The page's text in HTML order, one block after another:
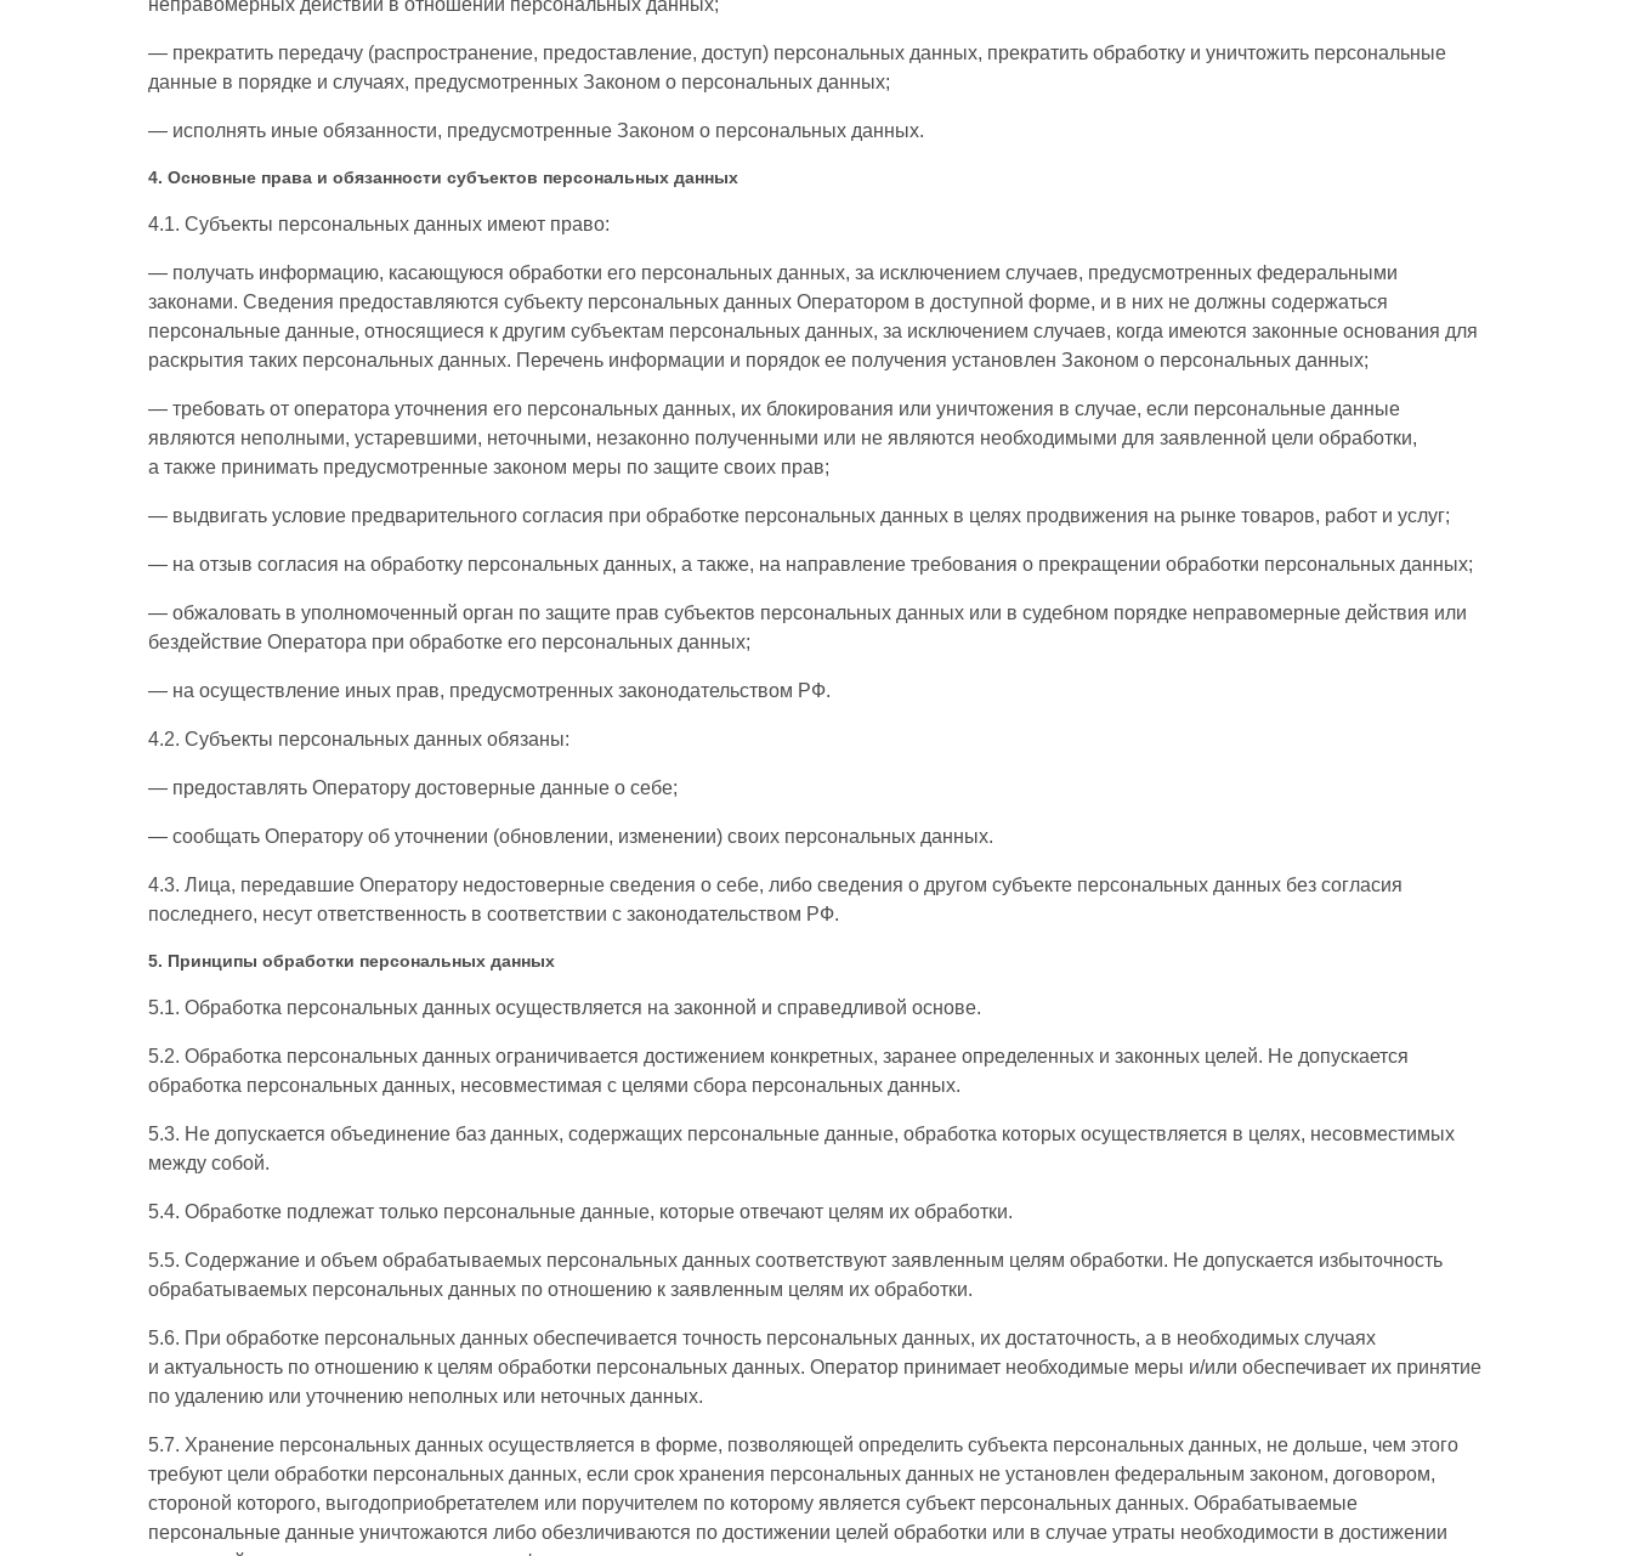
— прекратить передачу (распространение, предоставление, доступ) персональных данных, прекратить обработку и уничтожить персональные
данные в порядке и случаях, предусмотренных Законом о персональных данных;
— исполнять иные обязанности, предусмотренные Законом о персональных данных.
4. Основные права и обязанности субъектов персональных данных
4.1. Субъекты персональных данных имеют право:
— получать информацию, касающуюся обработки его персональных данных, за исключением случаев, предусмотренных федеральными
законами. Сведения предоставляются субъекту персональных данных Оператором в доступной форме, и в них не должны содержаться
персональные данные, относящиеся к другим субъектам персональных данных, за исключением случаев, когда имеются законные основания для
раскрытия таких персональных данных. Перечень информации и порядок ее получения установлен Законом о персональных данных;
— требовать от оператора уточнения его персональных данных, их блокирования или уничтожения в случае, если персональные данные
являются неполными, устаревшими, неточными, незаконно полученными или не являются необходимыми для заявленной цели обработки,
а также принимать предусмотренные законом меры по защите своих прав;
— выдвигать условие предварительного согласия при обработке персональных данных в целях продвижения на рынке товаров, работ и услуг;
— на отзыв согласия на обработку персональных данных, а также, на направление требования о прекращении обработки персональных данных;
— обжаловать в уполномоченный орган по защите прав субъектов персональных данных или в судебном порядке неправомерные действия или
бездействие Оператора при обработке его персональных данных;
— на осуществление иных прав, предусмотренных законодательством РФ.
4.2. Субъекты персональных данных обязаны:
— предоставлять Оператору достоверные данные о себе;
— сообщать Оператору об уточнении (обновлении, изменении) своих персональных данных.
4.3. Лица, передавшие Оператору недостоверные сведения о себе, либо сведения о другом субъекте персональных данных без согласия
последнего, несут ответственность в соответствии с законодательством РФ.
5. Принципы обработки персональных данных
5.1. Обработка персональных данных осуществляется на законной и справедливой основе.
5.2. Обработка персональных данных ограничивается достижением конкретных, заранее определенных и законных целей. Не допускается
обработка персональных данных, несовместимая с целями сбора персональных данных.
5.3. Не допускается объединение баз данных, содержащих персональные данные, обработка которых осуществляется в целях, несовместимых
между собой.
5.4. Обработке подлежат только персональные данные, которые отвечают целям их обработки.
5.5. Содержание и объем обрабатываемых персональных данных соответствуют заявленным целям обработки. Не допускается избыточность
обрабатываемых персональных данных по отношению к заявленным целям их обработки.
5.6. При обработке персональных данных обеспечивается точность персональных данных, их достаточность, а в необходимых случаях
и актуальность по отношению к целям обработки персональных данных. Оператор принимает необходимые меры и/или обеспечивает их принятие
по удалению или уточнению неполных или неточных данных.
5.7. Хранение персональных данных осуществляется в форме, позволяющей определить субъекта персональных данных, не дольше, чем этого
требуют цели обработки персональных данных, если срок хранения персональных данных не установлен федеральным законом, договором,
стороной которого, выгодоприобретателем или поручителем по которому является субъект персональных данных. Обрабатываемые
персональные данные уничтожаются либо обезличиваются по достижении целей обработки или в случае утраты необходимости в достижении